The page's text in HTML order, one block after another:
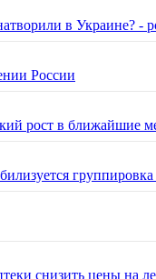
в Украине? -
России
рост в ближайшие
группировка
снизить цены на